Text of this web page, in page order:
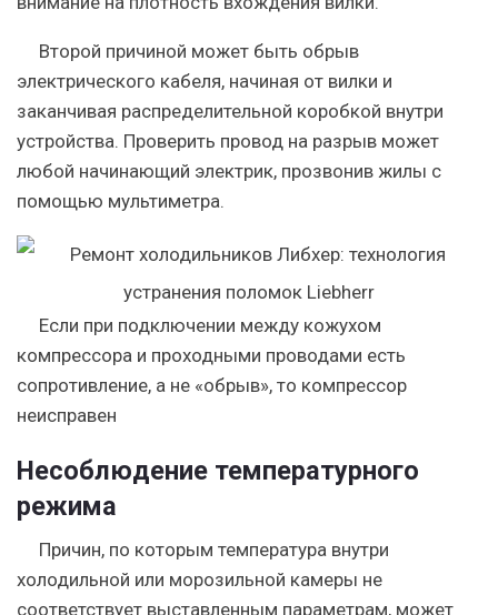
Второй причиной может быть обрыв
электрического кабеля, начиная от вилки и
заканчивая распределительной коробкой внутри
устройства. Проверить провод на разрыв может
любой начинающий электрик, прозвонив жилы с
помощью мультиметра.
Если при подключении между кожухом
компрессора и проходными проводами есть
сопротивление, а не «обрыв», то компрессор
неисправен
Несоблюдение температурного
режима
Причин, по которым температура внутри
холодильной или морозильной камеры не
соответствует выставленным параметрам, может